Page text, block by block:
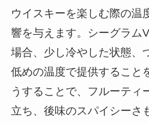
ウイスキーを楽しむ際の温
響を与えます。シーグラム
場合、少し冷やした状態、
低めの温度で提供すること
うすることで、フルーティ
立ち、後味のスパイシーさ